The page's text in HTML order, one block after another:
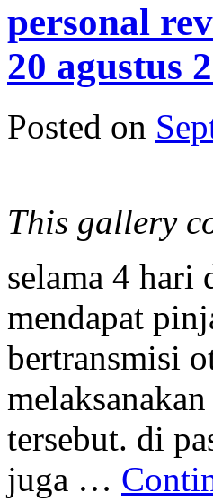
personal
20 agustus
Posted on
This gallery
selama 4 hari
mendapat
bertransmisi
tersebut. di
juga …